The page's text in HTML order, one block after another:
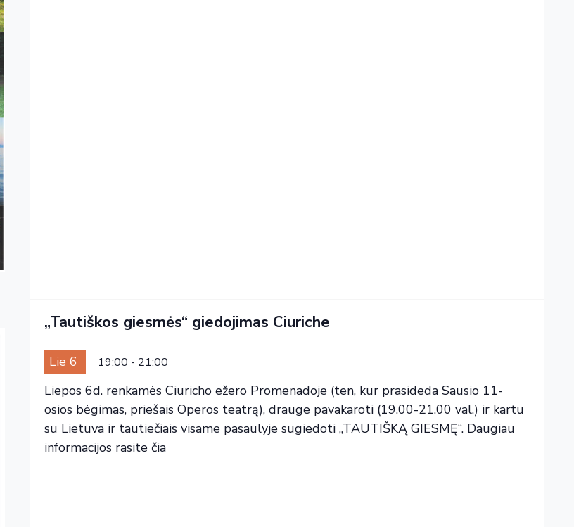
„Tautiškos giesmės“ giedojimas Ciuriche
Lie 6 19:00 - 21:00
Liepos 6d. renkamės Ciuricho ežero Promenadoje (ten, kur prasideda Sausio 11-
osios bėgimas, priešais Operos teatrą), drauge pavakaroti (19.00-21.00 val.) ir kartu
su Lietuva ir tautiečiais visame pasaulyje sugiedoti „TAUTIŠKĄ GIESMĘ“. Daugiau
informacijos rasite čia